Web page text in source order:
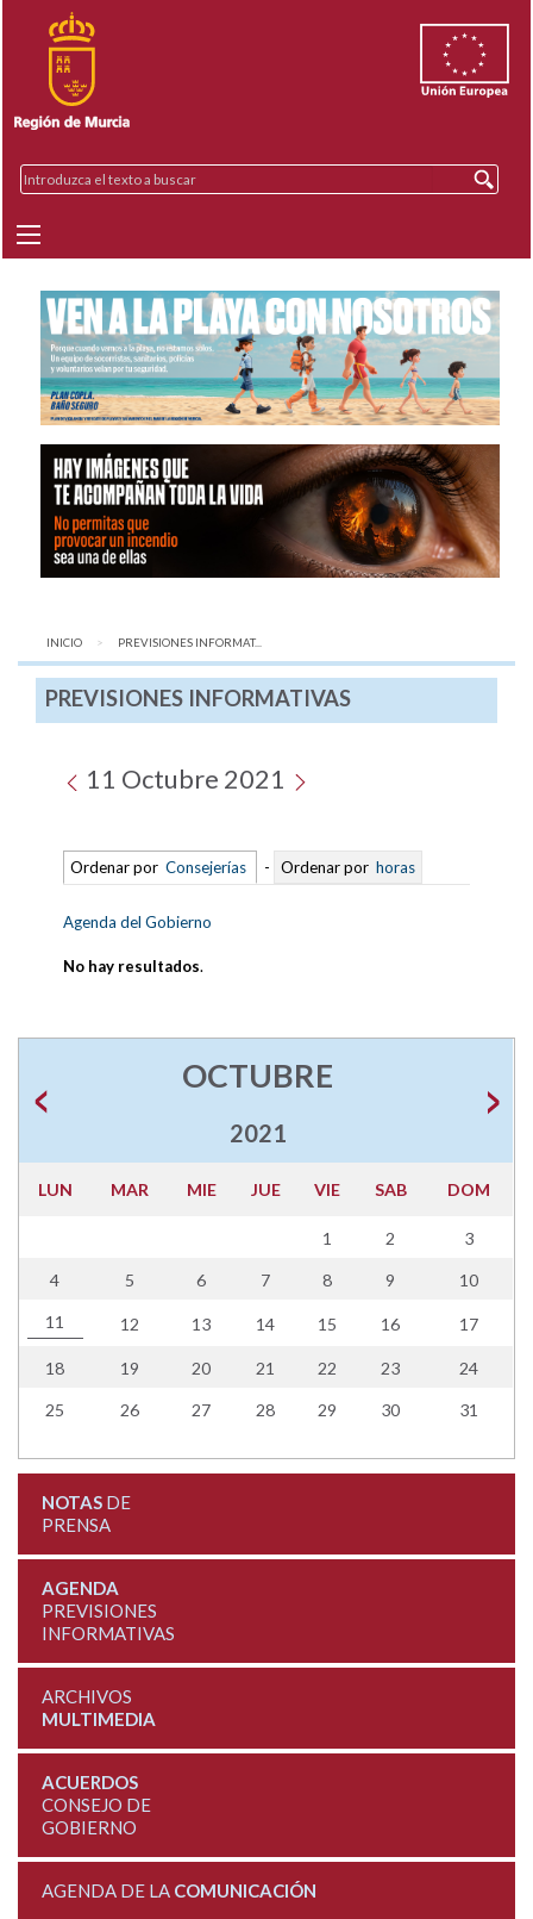
INICIO AQUÍ:
PREVISIONES INFORMAT...
PREVISIONES INFORMATIVAS
11 Octubre 2021
Ordenar por Consejerías - Ordenar por horas
Agenda del Gobierno
No hay resultados.
OCTUBRE
2021
LUN MAR MIE JUE VIE SAB DOM
1 2 3
4 5 6 7 8 9 10
11 12 13 14 15 16 17
18 19 20 21 22 23 24
25 26 27 28 29 30 31
NOTASDE
PRENSA
AGENDA
PREVISIONES
INFORMATIVAS
ARCHIVOS
MULTIMEDIA
ACUERDOS
CONSEJO DE
GOBIERNO
AGENDA DE LA COMUNICACIÓN